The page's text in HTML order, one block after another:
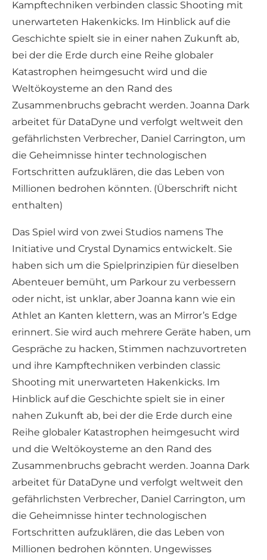
Kampftechniken verbinden classic Shooting mit
unerwarteten Hakenkicks. Im Hinblick auf die
Geschichte spielt sie in einer nahen Zukunft ab,
bei der die Erde durch eine Reihe globaler
Katastrophen heimgesucht wird und die
Weltökoysteme an den Rand des
Zusammenbruchs gebracht werden. Joanna Dark
arbeitet für DataDyne und verfolgt weltweit den
gefährlichsten Verbrecher, Daniel Carrington, um
die Geheimnisse hinter technologischen
Fortschritten aufzuklären, die das Leben von
Millionen bedrohen könnten. (Überschrift nicht
enthalten)
Das Spiel wird von zwei Studios namens The
Initiative und Crystal Dynamics entwickelt. Sie
haben sich um die Spielprinzipien für dieselben
Abenteuer bemüht, um Parkour zu verbessern
oder nicht, ist unklar, aber Joanna kann wie ein
Athlet an Kanten klettern, was an Mirror’s Edge
erinnert. Sie wird auch mehrere Geräte haben, um
Gespräche zu hacken, Stimmen nachzuvortreten
und ihre Kampftechniken verbinden classic
Shooting mit unerwarteten Hakenkicks. Im
Hinblick auf die Geschichte spielt sie in einer
nahen Zukunft ab, bei der die Erde durch eine
Reihe globaler Katastrophen heimgesucht wird
und die Weltökoysteme an den Rand des
Zusammenbruchs gebracht werden. Joanna Dark
arbeitet für DataDyne und verfolgt weltweit den
gefährlichsten Verbrecher, Daniel Carrington, um
die Geheimnisse hinter technologischen
Fortschritten aufzuklären, die das Leben von
Millionen bedrohen könnten. Ungewisses